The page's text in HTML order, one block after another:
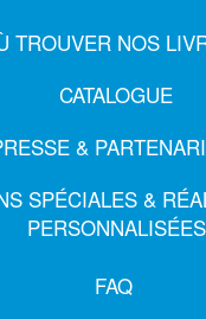
TROUVER NOS
CATALOGUE
&
SPÉCIALES &
PERSONNALISÉES
FAQ